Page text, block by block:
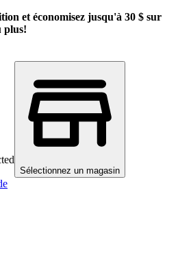
et économisez jusqu'à 30 $ sur
plus!
Sélectionnez un magasin